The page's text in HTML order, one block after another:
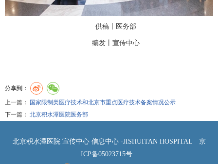
供稿丨 医务部
编发丨 宣传中心
分享到：
上一篇：
国家限制类医疗技术和北京市重点医疗技术备案情况公示
下一篇： 北京积水潭医院医务部
北京积水潭医院 宣传中心 信息中心 -JISHUITAN HOSPITAL
京
ICP备05023715号